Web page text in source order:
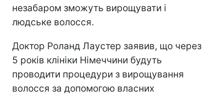
незабаром зможуть вирощувати і
людське волосся.
Доктор Роланд Лаустер заявив, що через
5 років клініки Німеччини будуть
проводити процедури з вирощування
волосся за допомогою власних